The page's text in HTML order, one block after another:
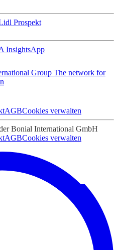
Prospekt
InsightsApp
Group The network for
AGBCookies verwalten
Bonial International GmbH
AGBCookies verwalten